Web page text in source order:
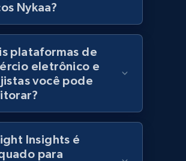
- Gather data on products using
Marketplace pn, Sku, Other pn,
Gtin ean pn, Product name, and
Nykaa?
plataformas de
eletrônico e
você pode
Insights é
para